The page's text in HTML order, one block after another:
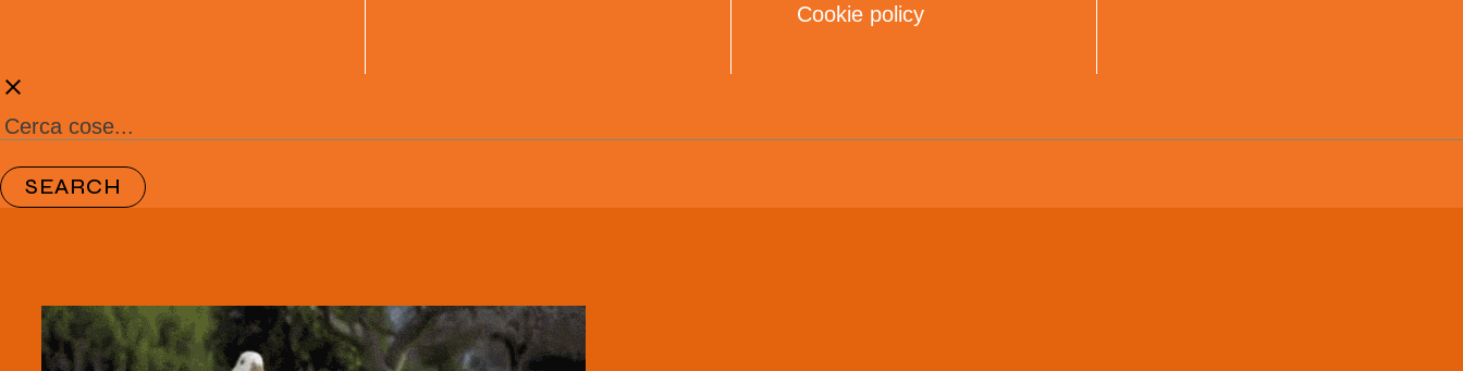
Cookie policy
clear
SEARCH